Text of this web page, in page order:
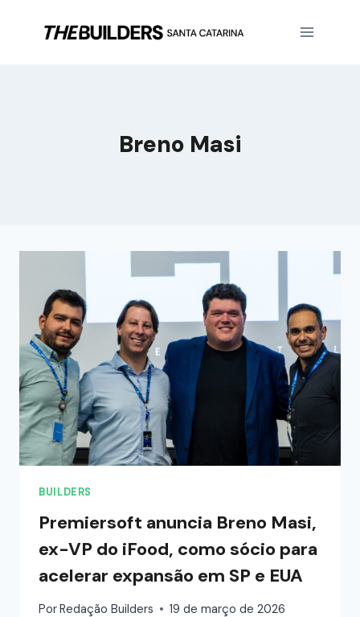
Breno Masi
BUILDERS
Premiersoft anuncia Breno Masi,
ex-VP do iFood, como sócio para
acelerar expansão em SP e EUA
PorRedação Builders 19 de março de 2026